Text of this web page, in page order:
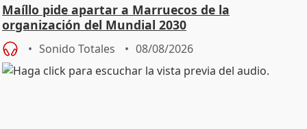
Maíllo pide apartar a Marruecos de la
organización del Mundial 2030
Sonido Totales 08/08/2026